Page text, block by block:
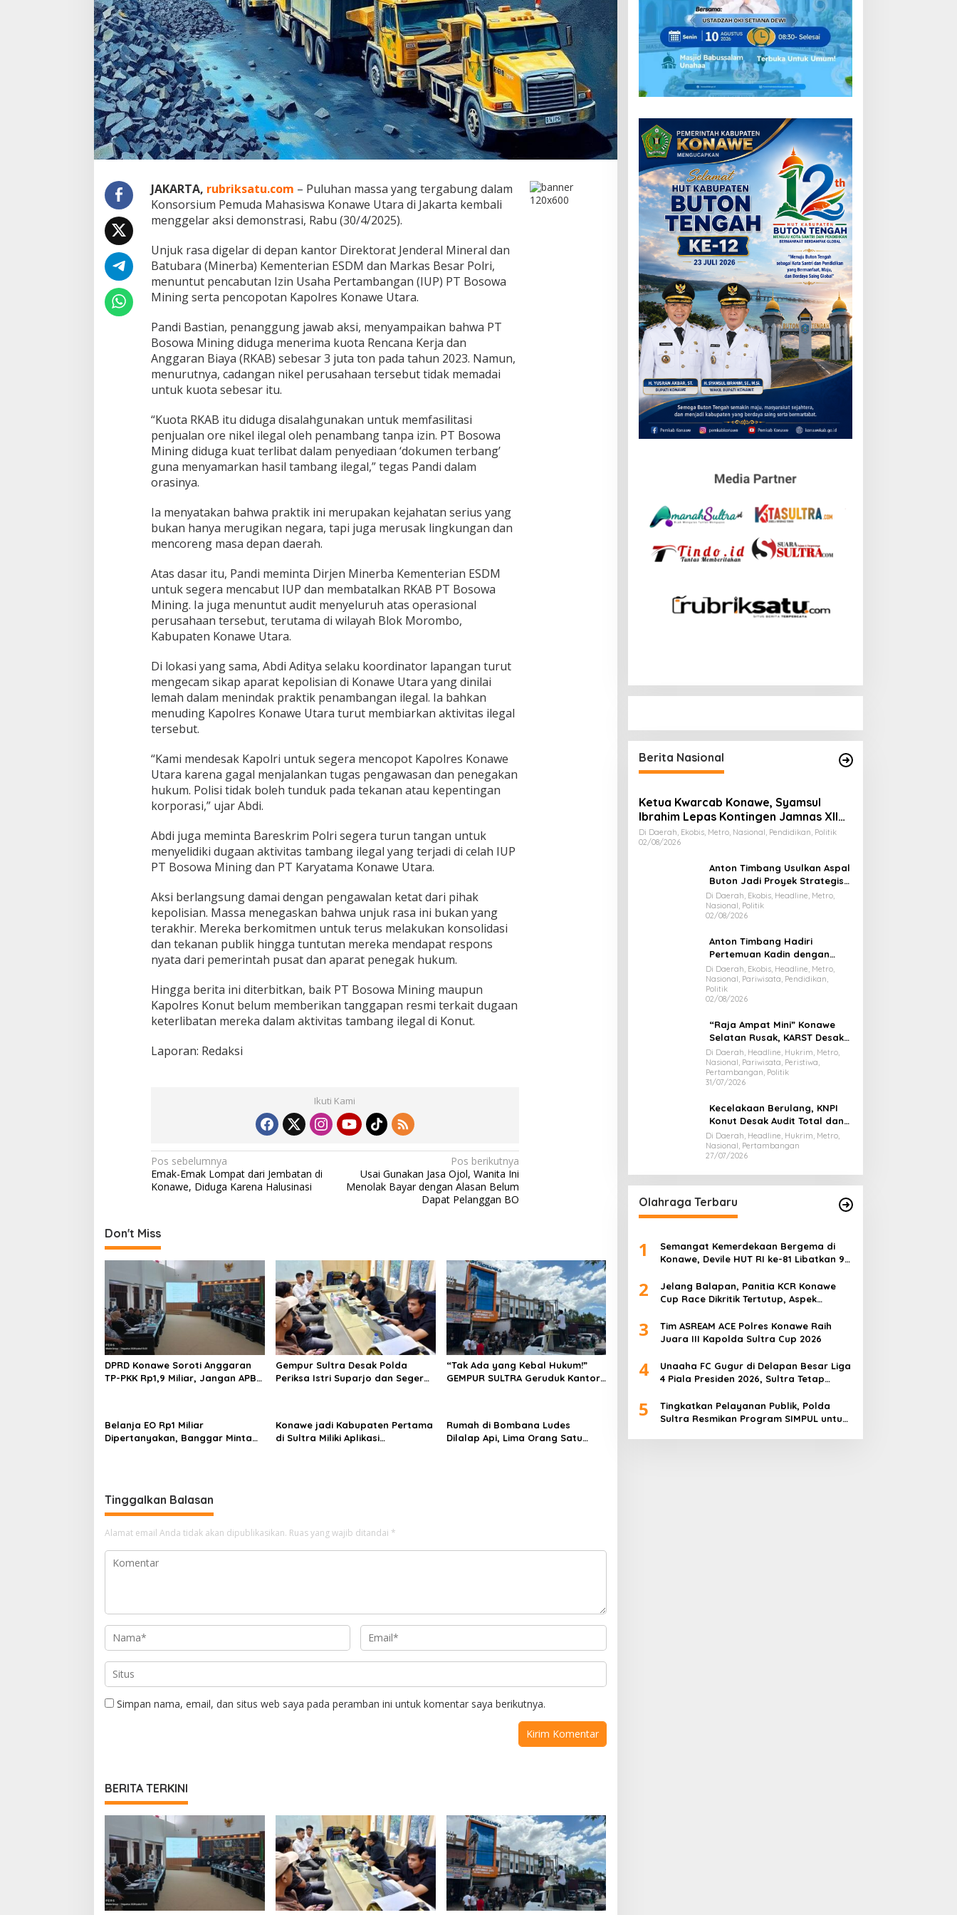
w
a
M
i
n
i
n
g
d
a
n
C
o
o
t
K
a
o
l
r
e
s
o
n
a
w
e
U
a
r
a
:
D
g
a
F
s
i
l
i
t
a
P
e
n
a
m
b
n
g
a
n
I
e
g
a
JAKARTA, rubriksatu.com – Puluhan massa yang tergabung dalam
Konsorsium Pemuda Mahasiswa Konawe Utara di Jakarta kembali
menggelar aksi demonstrasi, Rabu (30/4/2025).
Unjuk rasa digelar di depan kantor Direktorat Jenderal Mineral dan
Batubara (Minerba) Kementerian ESDM dan Markas Besar Polri,
menuntut pencabutan Izin Usaha Pertambangan (IUP) PT Bosowa
Mining serta pencopotan Kapolres Konawe Utara.
Pandi Bastian, penanggung jawab aksi, menyampaikan bahwa PT
Bosowa Mining diduga menerima kuota Rencana Kerja dan
Anggaran Biaya (RKAB) sebesar 3 juta ton pada tahun 2023. Namun,
menurutnya, cadangan nikel perusahaan tersebut tidak memadai
untuk kuota sebesar itu.
“Kuota RKAB itu diduga disalahgunakan untuk memfasilitasi
penjualan ore nikel ilegal oleh penambang tanpa izin. PT Bosowa
Mining diduga kuat terlibat dalam penyediaan ‘dokumen terbang’
guna menyamarkan hasil tambang ilegal,” tegas Pandi dalam
orasinya.
Ia menyatakan bahwa praktik ini merupakan kejahatan serius yang
bukan hanya merugikan negara, tapi juga merusak lingkungan dan
mencoreng masa depan daerah.
Atas dasar itu, Pandi meminta Dirjen Minerba Kementerian ESDM
untuk segera mencabut IUP dan membatalkan RKAB PT Bosowa
Mining. Ia juga menuntut audit menyeluruh atas operasional
perusahaan tersebut, terutama di wilayah Blok Morombo,
Kabupaten Konawe Utara.
Di lokasi yang sama, Abdi Aditya selaku koordinator lapangan turut
mengecam sikap aparat kepolisian di Konawe Utara yang dinilai
lemah dalam menindak praktik penambangan ilegal. Ia bahkan
menuding Kapolres Konawe Utara turut membiarkan aktivitas ilegal
tersebut.
“Kami mendesak Kapolri untuk segera mencopot Kapolres Konawe
Utara karena gagal menjalankan tugas pengawasan dan penegakan
hukum. Polisi tidak boleh tunduk pada tekanan atau kepentingan
korporasi,” ujar Abdi.
Abdi juga meminta Bareskrim Polri segera turun tangan untuk
menyelidiki dugaan aktivitas tambang ilegal yang terjadi di celah IUP
PT Bosowa Mining dan PT Karyatama Konawe Utara.
Aksi berlangsung damai dengan pengawalan ketat dari pihak
kepolisian. Massa menegaskan bahwa unjuk rasa ini bukan yang
terakhir. Mereka berkomitmen untuk terus melakukan konsolidasi
dan tekanan publik hingga tuntutan mereka mendapat respons
nyata dari pemerintah pusat dan aparat penegak hukum.
Hingga berita ini diterbitkan, baik PT Bosowa Mining maupun
Kapolres Konut belum memberikan tanggapan resmi terkait dugaan
keterlibatan mereka dalam aktivitas tambang ilegal di Konut.
Laporan: Redaksi
Ikuti Kami
N
a
g
a
s
i
p
o
s
Pos sebelumnya
Emak-Emak Lompat dari Jembatan di
Konawe, Diduga Karena Halusinasi
Pos berikutnya
Usai Gunakan Jasa Ojol, Wanita Ini
Menolak Bayar dengan Alasan Belum
Dapat Pelanggan BO
Don't Miss
DPRD Konawe Soroti Anggaran
TP-PKK Rp1,9 Miliar, Jangan APBD
Gempur Sultra Desak Polda
Periksa Istri Suparjo dan Segera
“Tak Ada yang Kebal Hukum!”
GEMPUR SULTRA Geruduk Kantor
Belanja EO Rp1 Miliar
Dipertanyakan, Banggar Minta
Konawe jadi Kabupaten Pertama
di Sultra Miliki Aplikasi
Rumah di Bombana Ludes
Dilalap Api, Lima Orang Satu
Tinggalkan Balasan
Alamat email Anda tidak akan dipublikasikan. Ruas yang wajib ditandai *
Simpan nama, email, dan situs web saya pada peramban ini untuk komentar saya berikutnya.
BERITA TERKINI
Berita Nasional
Ketua Kwarcab Konawe, Syamsul
Ibrahim Lepas Kontingen Jamnas XII
2026
Di Daerah, Ekobis, Metro, Nasional, Pendidikan, Politik
02/08/2026
Anton Timbang Usulkan Aspal
Buton Jadi Proyek Strategis
Nasional
Di Daerah, Ekobis, Headline, Metro,
Nasional, Politik
02/08/2026
Anton Timbang Hadiri
Pertemuan Kadin dengan
Presiden Prabowo, Bawa Misi
Majukan Ekonomi Sultra
Di Daerah, Ekobis, Headline, Metro,
Nasional, Pariwisata, Pendidikan,
Politik
02/08/2026
“Raja Ampat Mini” Konawe
Selatan Rusak, KARST Desak
Gubernur Evaluasi Total
Dispar Sultra
Di Daerah, Headline, Hukrim, Metro,
Nasional, Pariwisata, Peristiwa,
Pertambangan, Politik
31/07/2026
Kecelakaan Berulang, KNPI
Konut Desak Audit Total dan
Hentikan Hauling PT SPL
Di Daerah, Headline, Hukrim, Metro,
Nasional, Pertambangan
27/07/2026
Olahraga Terbaru
1
Semangat Kemerdekaan Bergema di
Konawe, Devile HUT RI ke-81 Libatkan 98
2
Jelang Balapan, Panitia KCR Konawe
Cup Race Dikritik Tertutup, Aspek
3
Tim ASREAM ACE Polres Konawe Raih
Juara III Kapolda Sultra Cup 2026
4
Unaaha FC Gugur di Delapan Besar Liga
4 Piala Presiden 2026, Sultra Tetap
5
Tingkatkan Pelayanan Publik, Polda
Sultra Resmikan Program SIMPUL untuk